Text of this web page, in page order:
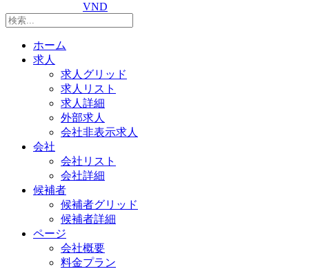
VND
ホーム
求人
求人グリッド
求人リスト
求人詳細
外部求人
会社非表示求人
会社
会社リスト
会社詳細
候補者
候補者グリッド
候補者詳細
ページ
会社概要
料金プラン